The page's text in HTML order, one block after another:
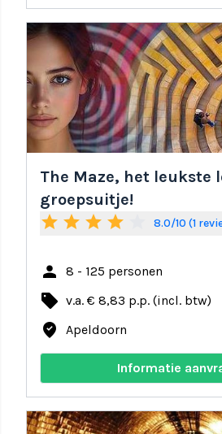
The Maze, het leukste
groepsuitje!
star star star star 8.0/10 (1
person 8 - 125 personen
local_offer v.a. € 8,83 p.p. (incl. btw)
where_to_vote Apeldoorn
Informatie